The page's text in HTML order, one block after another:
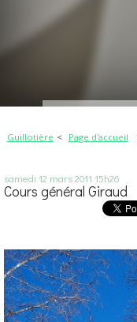
Guillotière Page d'accueil
samedi 12 mars 2011 15h26
Cours général Giraud